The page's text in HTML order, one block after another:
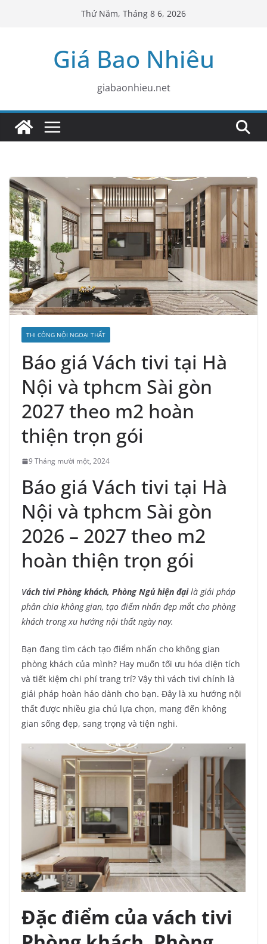
Thứ Năm, Tháng 8 6, 2026
Giá Bao Nhiêu
giabaonhieu.net
THI CÔNG NỘI NGOẠI THẤT
Báo giá Vách tivi tại Hà
Nội và tphcm Sài gòn
2027 theo m2 hoàn
thiện trọn gói
9 Tháng mười một, 2024
Báo giá Vách tivi tại Hà
Nội và tphcm Sài gòn
2026 – 2027 theo m2
hoàn thiện trọn gói
Vách tivi Phòng khách, Phòng Ngủ hiện đạilà giải pháp
phân chia không gian, tạo điểm nhấn đẹp mắt cho phòng
khách trong xu hướng nội thất ngày nay.
Bạn đang tìm cách tạo điểm nhấn cho không gian
phòng khách của mình? Hay muốn tối ưu hóa diện tích
và tiết kiệm chi phí trang trí? Vậy thì vách tivi chính là
giải pháp hoàn hảo dành cho bạn. Đây là xu hướng nội
thất được nhiều gia chủ lựa chọn, mang đến không
gian sống đẹp, sang trọng và tiện nghi.
Đặc điểm của vách tivi